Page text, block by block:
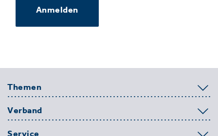
Anmelden
Themen
Verband
Service